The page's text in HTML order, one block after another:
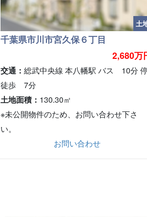
土
千葉県市川市宮久保６丁目
2,680万
交通：総武中央線 本八幡駅 バス 10分
徒歩 7分
土地面積： 130.30㎡
※未公開物件のため、お問い合わせ下さ
い。
お問い合わせ